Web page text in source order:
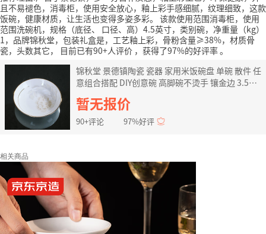
且不易褪色，消毒柜，使用安全放心，釉上彩手感细腻，纹理细致，这款
饭碗，健康材质，让生活也变得多姿多彩。 该款使用范围消毒柜，使用
范围洗碗机，规格（底径、 口径、高）4.5英寸，类别碗，净重量（kg）
1，品牌锦秋堂，包装礼盒是，工艺釉上彩，骨粉含量≥38%，材质骨
瓷，头数其它，
目前已有90+人评价 ，获得了97%的好评率。
锦秋堂 景德镇陶瓷 瓷器 家用米饭碗盘 单碗 散件 任
意组合搭配 DIY创意碗 高脚碗不烫手 镶金边 3.5英
寸味碟
暂无报价
90+评论 97%好评
相关商品